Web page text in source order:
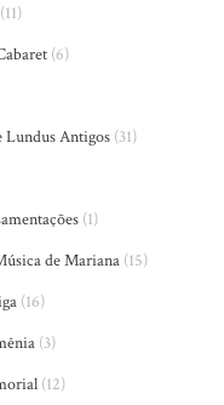
(11)
(6)
Lundus Antigos (31)
(1)
de Mariana (15)
(16)
(3)
(12)